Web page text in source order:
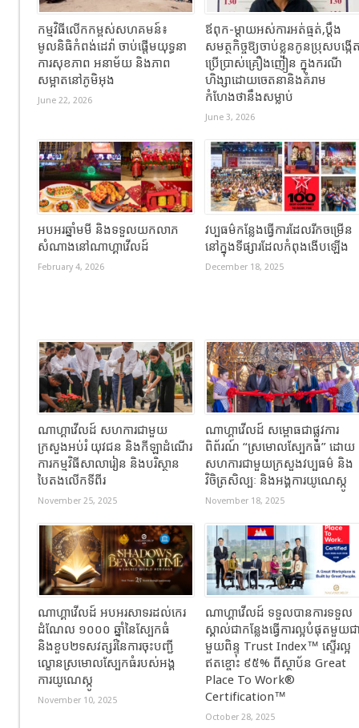
កម្មវិធីលើកកម្ពស់សហគមន៍៖
មូលនិធិកំពង់ដេវ៉ា ចាប់ផ្តើមយុទ្ធនា
ការសុខភាព អនាម័យ និងភាព
សម្អាតនៅភូមិអុង
June 22, 2026
ឪពុក-ម្ដាយអស់ការអត់ធ្មត់,ប្ដឹង
សមត្ថកិច្ចឱ្យចាប់ខ្លួនកូនប្រុសបង្កើ
ប្រើប្រាស់គ្រឿងញៀន ក្នុងករណី
ហិង្សាដោយចេតនានិងគំរាម
កំហែងថានឹងសម្លាប់
June 3, 2026
អបអរឆ្នាំមមី និងទទួលយកលាភ
សំណាងនៅណាហ្គាវើលដ៍
February 4, 2026
វប្បធម៌កន្លែងធ្វើការដែលរីកចម្រើន
នៅក្នុងទីផ្សារដែលកំពុងងើបឡើង
December 18, 2025
ណាហ្គាវើលដ៍ សហការជាមួយ
ក្រសួងអប់រំ យុវជន និងកីឡាដំណើរ
ការកម្មវិធីសាលារៀន និងបរិស្ថាន
បៃតងលើកទីពីរ
November 25, 2025
ណាហ្គាវើលដ៍ សម្ពោធជាផ្លូវការ
ពិព័រណ៍ “ស្រមោលស្បែកធំ” ដោយ
សហការជាមួយក្រសួងវប្បធម៌ និង
វិចិត្រសិល្បៈ និងអង្គការយូណេស្កូ
November 18, 2025
ណាហ្គាវើលដ៍ អបអរសាទរដល់កេរ
ដំណែល ១០០០ ឆ្នាំនៃស្បែកធំ
និងខួប២ទសវត្សរ៍នៃការចុះបញ្ជី
ល្ខោនស្រមោលស្បែកធំរបស់អង្គ
ការយូណេស្កូ
November 10, 2025
ណាហ្គាវើលដ៍ ទទួលបានការទទួល
ស្គាល់ជាកន្លែងធ្វើការល្អបំផុតមួយជ
មួយពិន្ទុ Trust Index™ ស្ទើរល្អ
ឥតខ្ចោះ ៩៥% ពីស្ថាប័ន Great
Place To Work®
Certification™
October 28, 2025